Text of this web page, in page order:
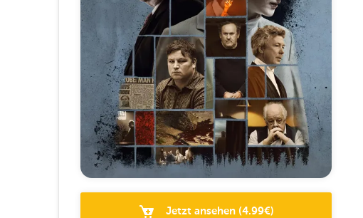
Jetzt ansehen(4.99€)